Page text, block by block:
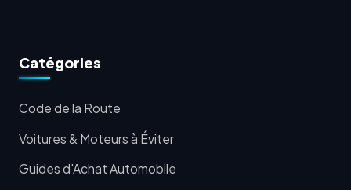
Catégories
Code de la Route
Voitures & Moteurs à Éviter
Guides d'Achat Automobile